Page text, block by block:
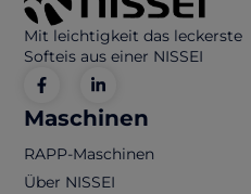
Mit leichtigkeit das leckerste
Softeis aus einer NISSEI
Maschinen
RAPP-Maschinen
Über NISSEI